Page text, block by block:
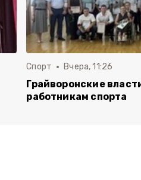
Спорт Вчера, 11:26
Грайворонские
работникам спорта